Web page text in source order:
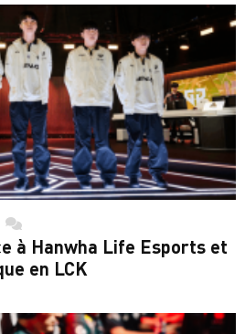
commentaires
à Hanwha Life Esports et
en LCK